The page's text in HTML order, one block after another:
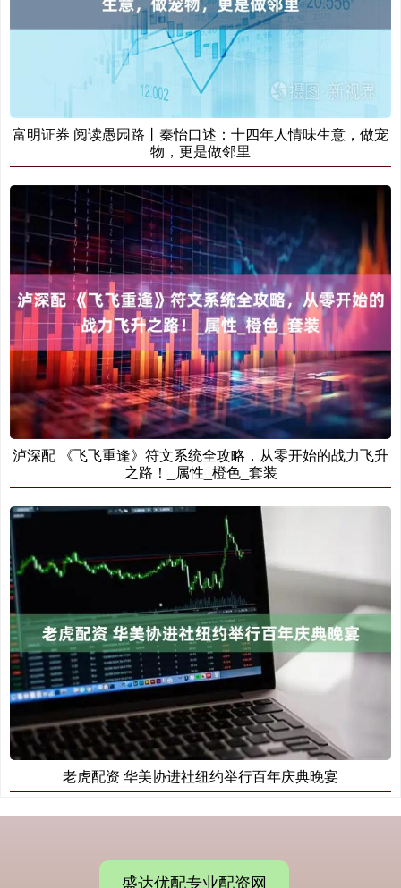
富明证券 阅读愚园路丨秦怡口述：十四年人情味生意，做宠
物，更是做邻里
泸深配 《飞飞重逢》符文系统全攻略，从零开始的战力飞升
之路！_属性_橙色_套装
老虎配资 华美协进社纽约举行百年庆典晚宴
盛达优配专业配资网